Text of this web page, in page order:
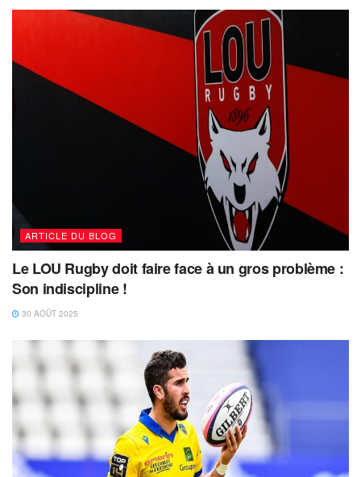
ARTICLE DU BLOG
Le LOU Rugby doit faire face à un gros problème :
Son indiscipline !
30 AOÛT 2025